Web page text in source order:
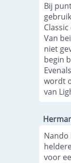
Bij
Van
niet
begin
wordt
van
Nando
voor